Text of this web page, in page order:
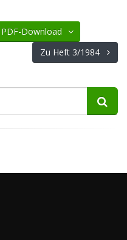
PDF-Download
Zu Heft 3/1984